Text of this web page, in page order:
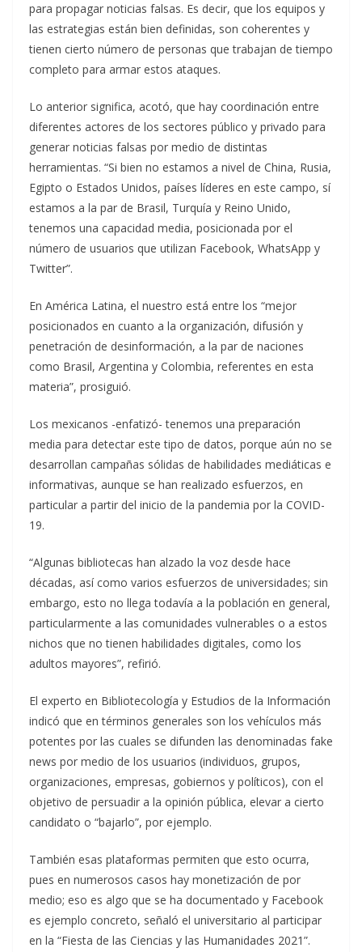
para propagar noticias falsas. Es decir, que los equipos y
las estrategias están bien definidas, son coherentes y
tienen cierto número de personas que trabajan de tiempo
completo para armar estos ataques.
Lo anterior significa, acotó, que hay coordinación entre
diferentes actores de los sectores público y privado para
generar noticias falsas por medio de distintas
herramientas. “Si bien no estamos a nivel de China, Rusia,
Egipto o Estados Unidos, países líderes en este campo, sí
estamos a la par de Brasil, Turquía y Reino Unido,
tenemos una capacidad media, posicionada por el
número de usuarios que utilizan Facebook, WhatsApp y
Twitter”.
En América Latina, el nuestro está entre los “mejor
posicionados en cuanto a la organización, difusión y
penetración de desinformación, a la par de naciones
como Brasil, Argentina y Colombia, referentes en esta
materia”, prosiguió.
Los mexicanos -enfatizó- tenemos una preparación
media para detectar este tipo de datos, porque aún no se
desarrollan campañas sólidas de habilidades mediáticas e
informativas, aunque se han realizado esfuerzos, en
particular a partir del inicio de la pandemia por la COVID-
19.
“Algunas bibliotecas han alzado la voz desde hace
décadas, así como varios esfuerzos de universidades; sin
embargo, esto no llega todavía a la población en general,
particularmente a las comunidades vulnerables o a estos
nichos que no tienen habilidades digitales, como los
adultos mayores”, refirió.
El experto en Bibliotecología y Estudios de la Información
indicó que en términos generales son los vehículos más
potentes por las cuales se difunden las denominadas fake
news por medio de los usuarios (individuos, grupos,
organizaciones, empresas, gobiernos y políticos), con el
objetivo de persuadir a la opinión pública, elevar a cierto
candidato o “bajarlo”, por ejemplo.
También esas plataformas permiten que esto ocurra,
pues en numerosos casos hay monetización de por
medio; eso es algo que se ha documentado y Facebook
es ejemplo concreto, señaló el universitario al participar
en la “Fiesta de las Ciencias y las Humanidades 2021”.